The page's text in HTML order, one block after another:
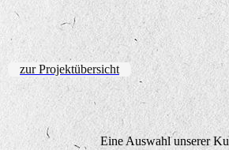
zur Projektübersicht
Eine Auswahl unserer